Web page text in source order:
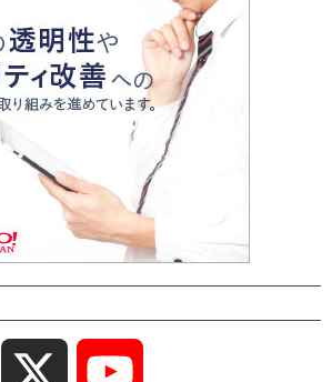
Instagram